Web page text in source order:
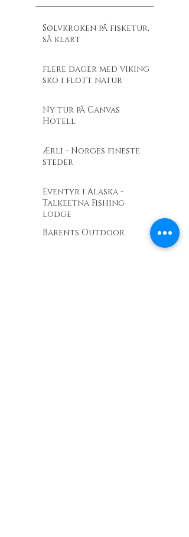
Sølvkroken på fisketur,
så klart
flere dager med viking
sko i flott natur
Ny tur på Canvas
Hotell
Ærli - Norges fineste
steder
Eventyr i Alaska -
Talkeetna Fishing
lodge
Barents Outdoor